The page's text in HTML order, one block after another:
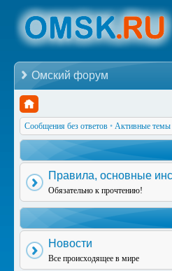
Омский форум
Сообщения без ответов • Активные темы
Правила, основные
Обязательно к прочтению!
Новости
Все происходящее в мире